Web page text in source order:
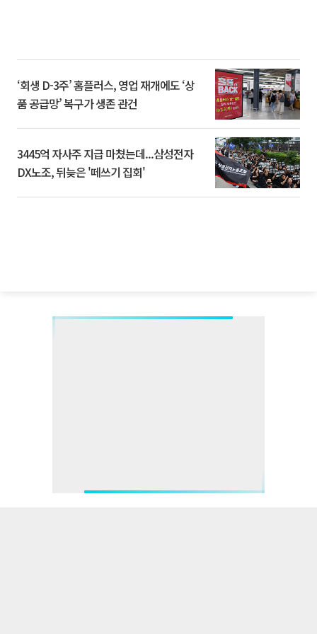
‘회생 D-3주’ 홈플러스, 영업 재개에도 ‘상
품 공급망’ 복구가 생존 관건
3445억 자사주 지급 마쳤는데...삼성전자
DX노조, 뒤늦은 '떼쓰기 집회'